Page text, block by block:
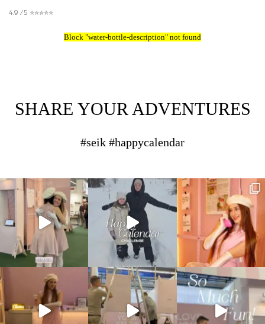
4.9 / 5 ✮✮✮✮✮
Block "water-bottle-description" not found
SHARE YOUR ADVENTURES
#seik #happycalendar